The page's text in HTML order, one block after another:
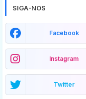
SIGA-NOS
Facebook
Instagram
Twitter